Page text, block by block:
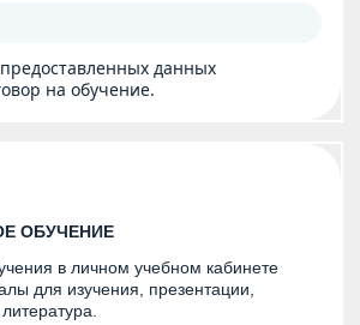
данных
на обучение.
ОБУЧЕНИЕ
в личном учебном кабинете
для изучения, презентации,